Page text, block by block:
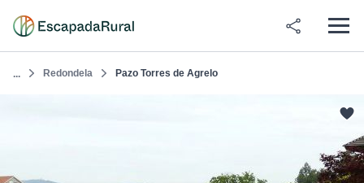
... Redondela Pazo Torres de Agrelo